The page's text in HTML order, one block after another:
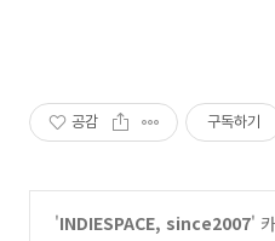
공감 구독하기
'INDIESPACE, since2007'